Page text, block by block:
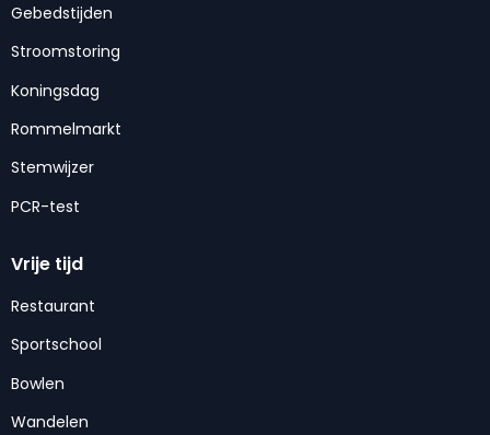
Gebedstijden
Stroomstoring
Koningsdag
Rommelmarkt
Stemwijzer
PCR-test
Vrije tijd
Restaurant
Sportschool
Bowlen
Wandelen